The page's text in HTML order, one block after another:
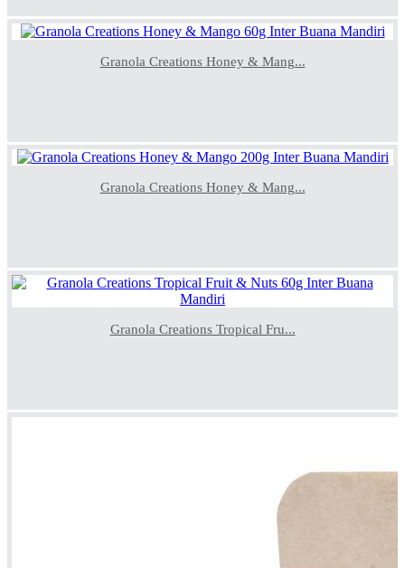
Granola Creations Honey & Mang...
Granola Creations Honey & Mang...
Granola Creations Tropical Fru...